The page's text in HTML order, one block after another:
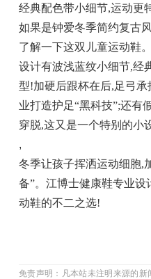
经典配色带小细节,运动更
如果是钟爱冬季简约复古
了解一下这双儿童运动鞋
设计有波浅蓝纹小细节,经
型!加硬后跟杯在后,足弓
业打造护足“黑科技”;还有
穿脱,这又是一个特别的小
,
冬季让孩子挥洒运动细胞,
备”。江博士健康鞋专业
动鞋的不二之选!
免责声明：凡本站未注明来源的